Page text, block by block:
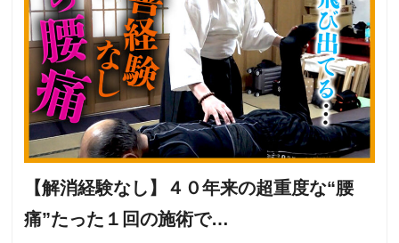
【解消経験なし】４０年来の超重度な“腰
痛”たった１回の施術で…